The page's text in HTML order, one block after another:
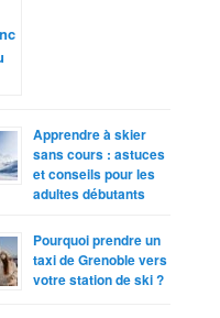
Apprendre à skier
sans cours : astuces
et conseils pour les
adultes débutants
Pourquoi prendre un
taxi de Grenoble vers
votre station de ski ?